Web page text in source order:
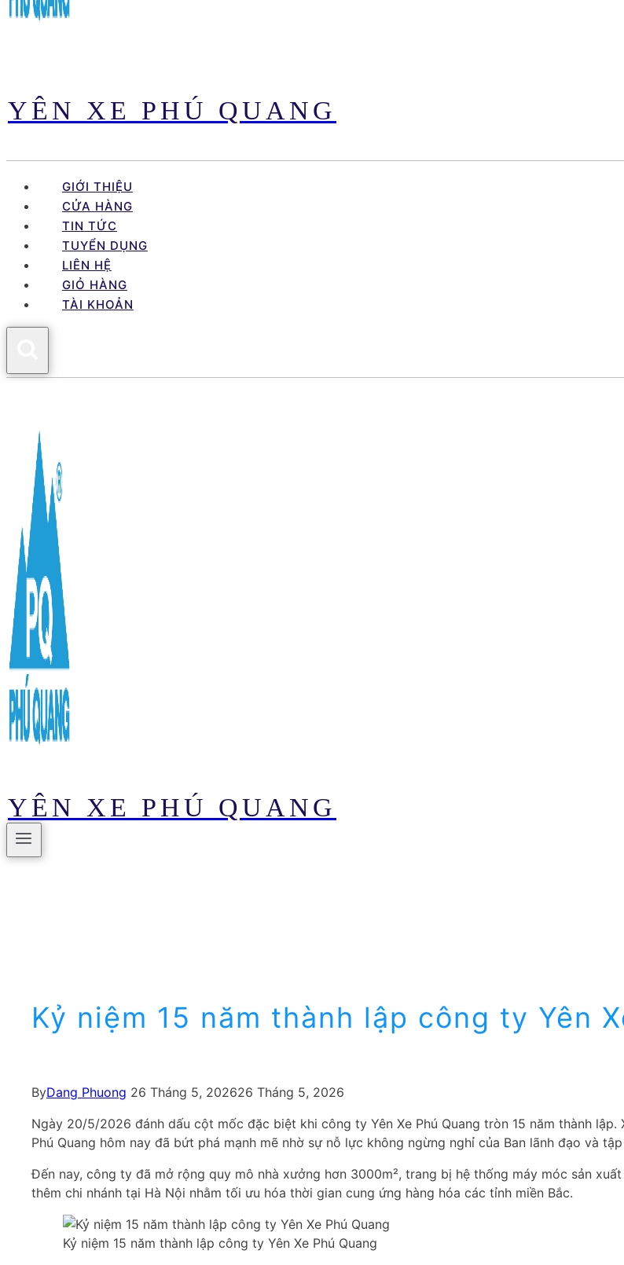
YÊN XE PHÚ QUANG
GIỚI THIỆU
CỬA HÀNG
TIN TỨC
TUYỂN DỤNG
LIÊN HỆ
GIỎ HÀNG
TÀI KHOẢN
YÊN XE PHÚ QUANG
Kỷ niệm 15 năm thành lập công ty Yên
ByDang Phuong 26 Tháng 5, 202626 Tháng 5, 2026
Ngày 20/5/2026 đánh dấu cột mốc đặc biệt khi công ty Yên Xe Phú Quang tròn 15 năm thành
Phú Quang hôm nay đã bứt phá mạnh mẽ nhờ sự nỗ lực không ngừng nghỉ của Ban lãnh đạo và
Đến nay, công ty đã mở rộng quy mô nhà xưởng hơn 3000m², trang bị hệ thống máy móc sản
thêm chi nhánh tại Hà Nội nhằm tối ưu hóa thời gian cung ứng hàng hóa các tỉnh miền Bắc.
Kỷ niệm 15 năm thành lập công ty Yên Xe Phú Quang